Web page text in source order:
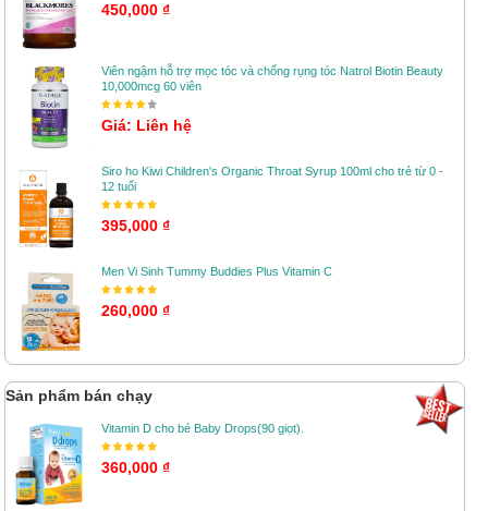
450,000 ₫
Viên ngậm hỗ trợ mọc tóc và chống rụng tóc Natrol Biotin Beauty
10,000mcg 60 viên
Giá: Liên hệ
Siro ho Kiwi Children's Organic Throat Syrup 100ml cho trẻ từ 0 -
12 tuổi
395,000 ₫
Men Vi Sinh Tummy Buddies Plus Vitamin C
260,000 ₫
Sản phẩm bán chạy
Vitamin D cho bé Baby Drops(90 giọt).
360,000 ₫